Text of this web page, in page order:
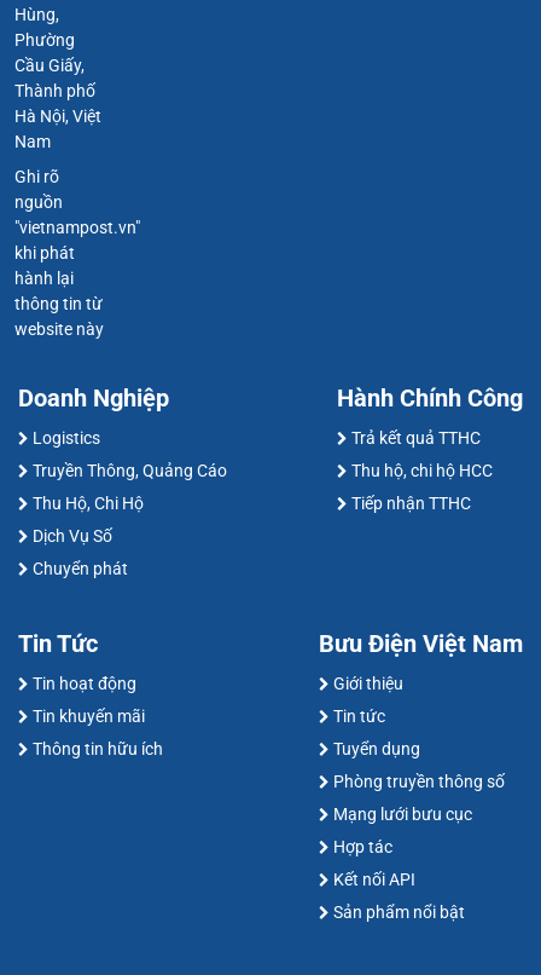
Hùng,
Phường
Cầu Giấy,
Thành phố
Hà Nội, Việt
Nam
Ghi rõ
nguồn
"vietnampost.vn"
khi phát
hành lại
thông tin từ
website này
Doanh Nghiệp
Logistics
Truyền Thông, Quảng Cáo
Thu Hộ, Chi Hộ
Dịch Vụ Số
Chuyển phát
Hành Chính Công
Trả kết quả TTHC
Thu hộ, chi hộ HCC
Tiếp nhận TTHC
Tin Tức
Tin hoạt động
Tin khuyến mãi
Thông tin hữu ích
Bưu Điện Việt Nam
Giới thiệu
Tin tức
Tuyển dụng
Phòng truyền thông số
Mạng lưới bưu cục
Hợp tác
Kết nối API
Sản phẩm nổi bật